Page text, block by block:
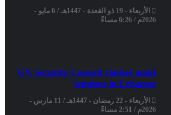
الأربعاء - 19 ذو القعدة - 1447هـ / 6 مايو -
2026م / 6:26 مساءً
UN Security Council clashes amid
tensions in Lebanon
الأربعاء - 22 رمضان - 1447هـ / 11 مارس -
2026م / 2:51 مساءً